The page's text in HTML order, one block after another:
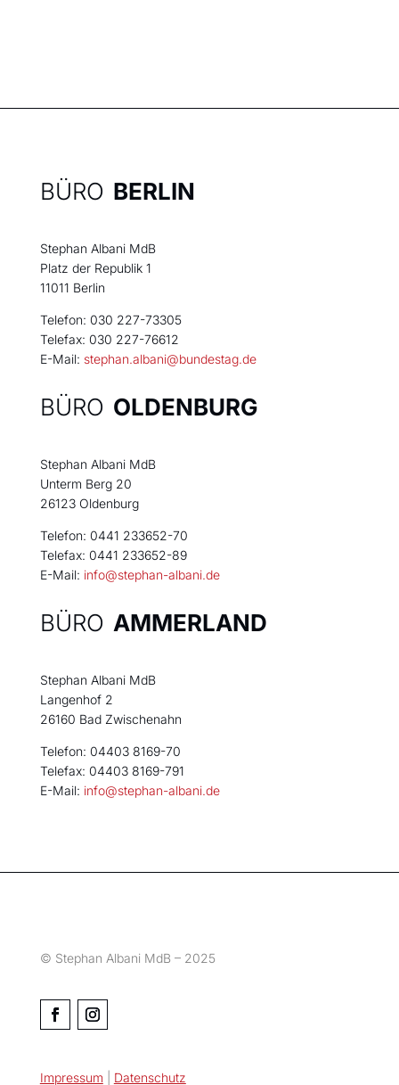
BÜRO BERLIN
Stephan Albani MdB
Platz der Republik 1
11011 Berlin
Telefon: 030 227-73305
Telefax: 030 227-76612
E-Mail: stephan.albani@bundestag.de
BÜRO OLDENBURG
Stephan Albani MdB
Unterm Berg 20
26123 Oldenburg
Telefon: 0441 233652-70
Telefax: 0441 233652-89
E-Mail: info@stephan-albani.de
BÜRO AMMERLAND
Stephan Albani MdB
Langenhof 2
26160 Bad Zwischenahn
Telefon: 04403 8169-70
Telefax: 04403 8169-791
E-Mail: info@stephan-albani.de
© Stephan Albani MdB – 2025
Impressum Datenschutz